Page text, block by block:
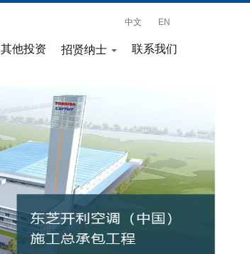
中文 EN
其他投资 招贤纳士 联系我们